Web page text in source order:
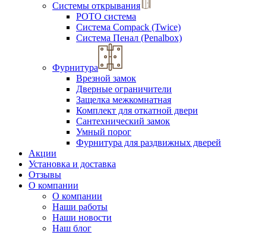
Системы открывания
РОТО система
Система Compack (Twice)
Система Пенал (Penalbox)
Фурнитура
Врезной замок
Дверные ограничители
Защелка межкомнатная
Комплект для откатной двери
Сантехнический замок
Умный порог
Фурнитура для раздвижных дверей
Акции
Установка и доставка
Отзывы
О компании
О компании
Наши работы
Наши новости
Наш блог